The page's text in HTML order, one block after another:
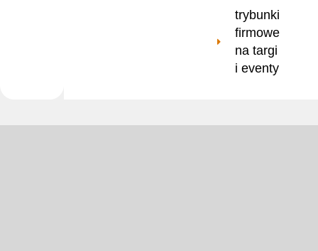
trybunki
firmowe
na targi
i eventy